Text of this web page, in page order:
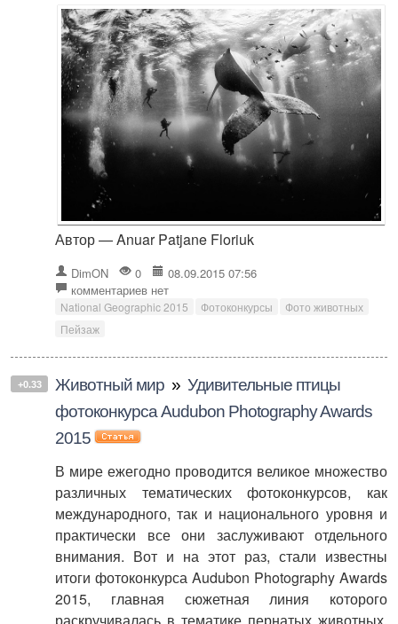
Автор — Anuar Patjane Floriuk
DimON 0
08.09.2015 07:56
комментариев нет
National Geographic 2015 Фотоконкурсы
Фото животных
Пейзаж
+0.33 Животный мир » Удивительные птицы
фотоконкурса Audubon Photography Awards
2015
В мире ежегодно проводится великое множество
различных тематических фотоконкурсов, как
международного, так и национального уровня и
практически все они заслуживают отдельного
внимания. Вот и на этот раз, стали известны
итоги фотоконкурса Audubon Photography Awards
2015, главная сюжетная линия которого